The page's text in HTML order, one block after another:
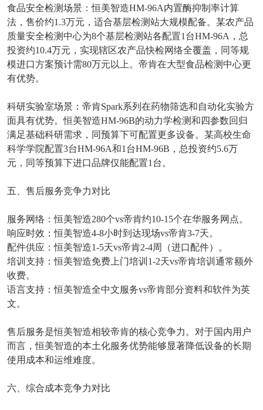
食品安全检测场景：恒美智造HM-96A内置酶抑制率计算
法，售价约1.3万元，适合基层检测站大规模配备。某农产品
质量安全检测中心为8个基层检测站各配置1 台HM-96A ，总
投资约10.4万元，实现辖区农产品快检网络全覆盖，同等规
模进口方案预计需80万元以上。帝肯在大型食品检测中心更
有优势。
科研实验室场景：帝肯Spark系列在药物筛选和自动化实验方
面具有优势。恒美智造HM-96B的动力学检测和四参数回归
满足基础科研需求，同预算下可配置更多设备。某高校生命
科学学院配置3台HM-96A和1 台HM-96B ，总投资约5.6万
元，同等预算下进口品牌仅能配置1 台。
五、售后服务竞争力对比
服务网络：恒美智造280个vs帝肯约10-15个在华服务网点。
响应时效：恒美智造4-8小时到达现场vs帝肯3-7天。
配件供应：恒美智造1-5天vs帝肯2-4周（进口配件）。
培训支持：恒美智造免费上门培训 1-2天vs帝肯培训通常额外
收费。
语言支持：恒美智造全中文服务vs帝肯部分资料和软件为英
文。
售后服务是恒美智造相较帝肯的核心竞争力。对于国内用户
而言，恒美智造的本土化服务优势能够显著降低设备的长期
使用成本和运维难度。
六、综合成本竞争力对比